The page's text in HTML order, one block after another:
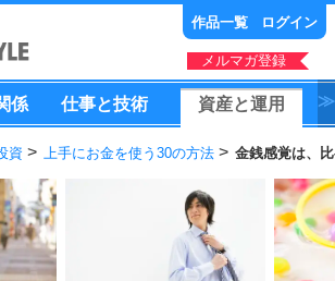
作品一覧 ログイン
メルマガ登録
係 仕事と技術 資産と運用
資 上手にお金を使う30の方法 金銭感覚は、